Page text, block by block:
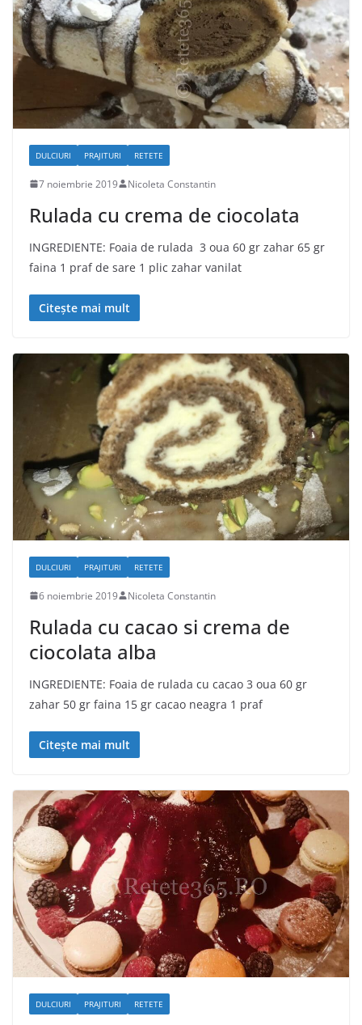
DULCIURI PRAJITURI RETETE
7 noiembrie 2019 Nicoleta Constantin
Rulada cu crema de ciocolata
INGREDIENTE: Foaia de rulada 3 oua 60 gr zahar 65 gr
faina 1 praf de sare 1 plic zahar vanilat
Citește mai mult
DULCIURI PRAJITURI RETETE
6 noiembrie 2019 Nicoleta Constantin
Rulada cu cacao si crema de
ciocolata alba
INGREDIENTE: Foaia de rulada cu cacao 3 oua 60 gr
zahar 50 gr faina 15 gr cacao neagra 1 praf
Citește mai mult
DULCIURI PRAJITURI RETETE